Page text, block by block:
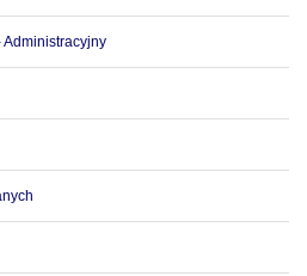
Administracyjny